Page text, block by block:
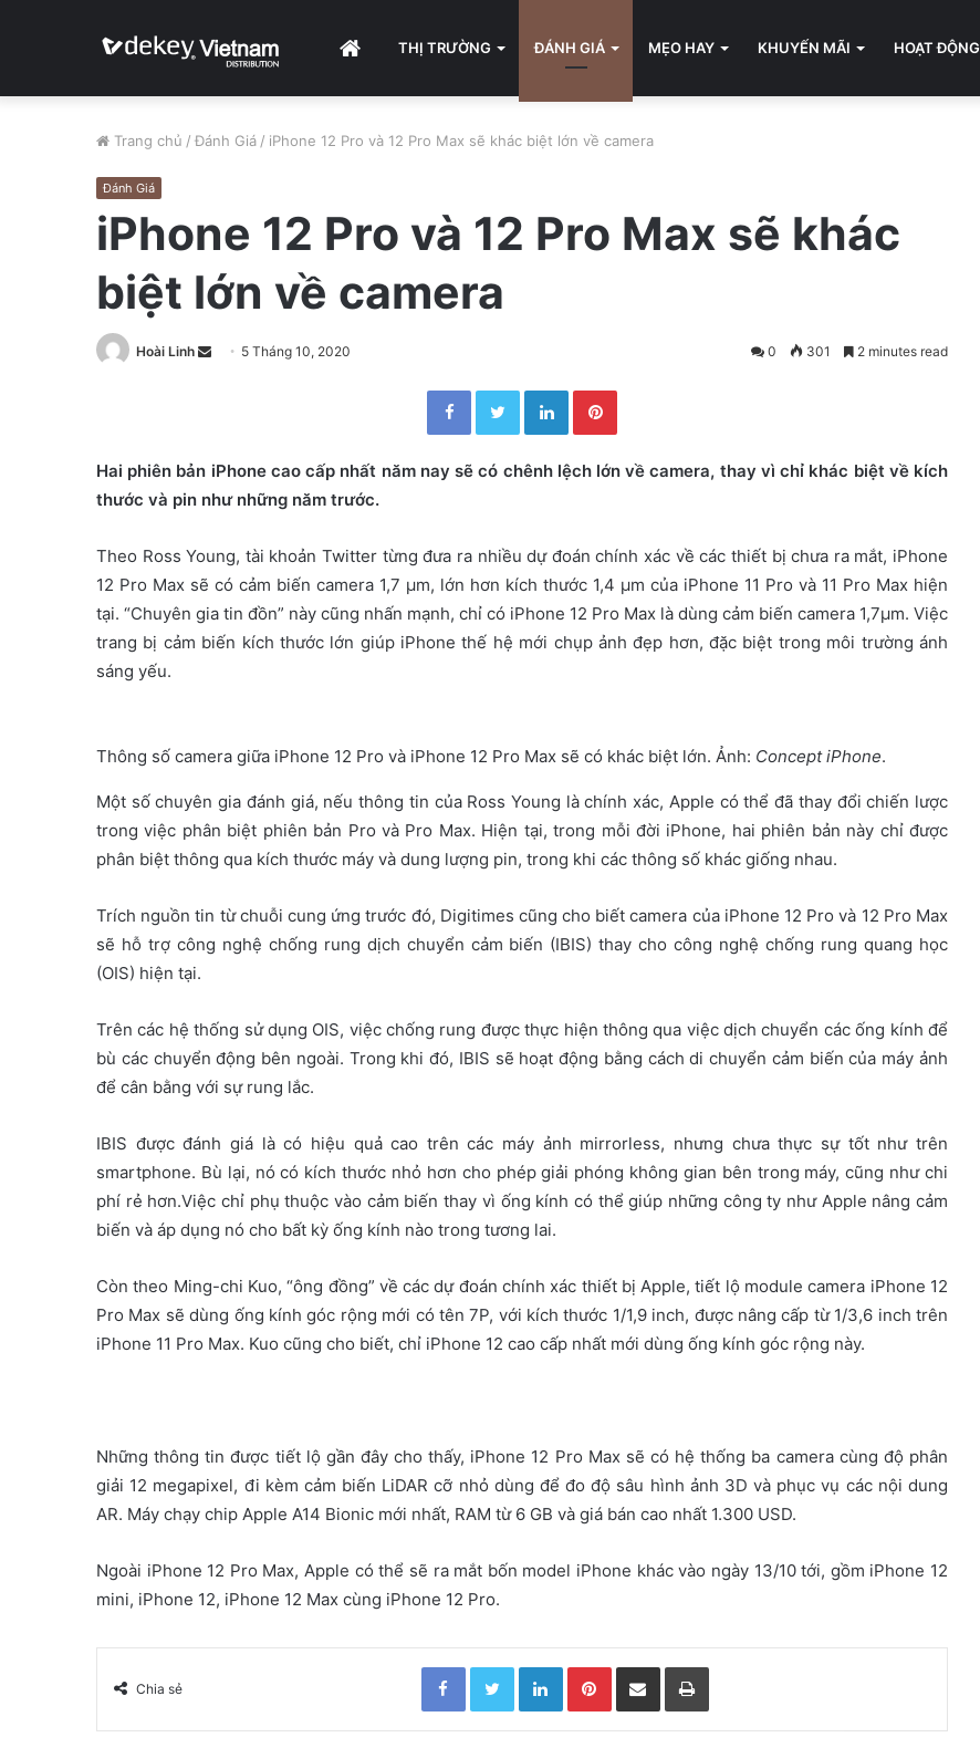
HOMETHỊ TRƯỜNG ĐÁNH GIÁ MẸO HAY KHUYẾN MÃI HOẠT ĐỘNG
Trang chủ / Đánh Giá / iPhone 12 Pro và 12 Pro Max sẽ khác biệt lớn về camera
Đánh Giá
iPhone 12 Pro và 12 Pro Max sẽ khác
biệt lớn về camera
Hoài Linh
e
a
l
5 Tháng 10, 2020 0 301 2 minutes read
Facebook Twitter LinkedIn
Hai phiên bản iPhone cao cấp nhất năm nay sẽ có chênh lệch lớn về camera, thay vì chỉ khác biệt về kích
thước và pin như những năm trước.
Theo Ross Young, tài khoản Twitter từng đưa ra nhiều dự đoán chính xác về các thiết bị chưa ra mắt, iPhone
12 Pro Max sẽ có cảm biến camera 1,7 µm, lớn hơn kích thước 1,4 µm của iPhone 11 Pro và 11 Pro Max hiện
tại. “Chuyên gia tin đồn” này cũng nhấn mạnh, chỉ có iPhone 12 Pro Max là dùng cảm biến camera 1,7µm. Việc
trang bị cảm biến kích thước lớn giúp iPhone thế hệ mới chụp ảnh đẹp hơn, đặc biệt trong môi trường ánh
sáng yếu.
Thông số camera giữa iPhone 12 Pro và iPhone 12 Pro Max sẽ có khác biệt lớn. Ảnh: Concept iPhone.
Một số chuyên gia đánh giá, nếu thông tin của Ross Young là chính xác, Apple có thể đã thay đổi chiến lược
trong việc phân biệt phiên bản Pro và Pro Max. Hiện tại, trong mỗi đời iPhone, hai phiên bản này chỉ được
phân biệt thông qua kích thước máy và dung lượng pin, trong khi các thông số khác giống nhau.
Trích nguồn tin từ chuỗi cung ứng trước đó, Digitimes cũng cho biết camera của iPhone 12 Pro và 12 Pro Max
sẽ hỗ trợ công nghệ chống rung dịch chuyển cảm biến (IBIS) thay cho công nghệ chống rung quang học
(OIS) hiện tại.
Trên các hệ thống sử dụng OIS, việc chống rung được thực hiện thông qua việc dịch chuyển các ống kính để
bù các chuyển động bên ngoài. Trong khi đó, IBIS sẽ hoạt động bằng cách di chuyển cảm biến của máy ảnh
để cân bằng với sự rung lắc.
IBIS được đánh giá là có hiệu quả cao trên các máy ảnh mirrorless, nhưng chưa thực sự tốt như trên
smartphone. Bù lại, nó có kích thước nhỏ hơn cho phép giải phóng không gian bên trong máy, cũng như chi
phí rẻ hơn.Việc chỉ phụ thuộc vào cảm biến thay vì ống kính có thể giúp những công ty như Apple nâng cảm
biến và áp dụng nó cho bất kỳ ống kính nào trong tương lai.
Còn theo Ming-chi Kuo, “ông đồng” về các dự đoán chính xác thiết bị Apple, tiết lộ module camera iPhone 12
Pro Max sẽ dùng ống kính góc rộng mới có tên 7P, với kích thước 1/1,9 inch, được nâng cấp từ 1/3,6 inch trên
iPhone 11 Pro Max. Kuo cũng cho biết, chỉ iPhone 12 cao cấp nhất mới dùng ống kính góc rộng này.
Những thông tin được tiết lộ gần đây cho thấy, iPhone 12 Pro Max sẽ có hệ thống ba camera cùng độ phân
giải 12 megapixel, đi kèm cảm biến LiDAR cỡ nhỏ dùng để đo độ sâu hình ảnh 3D và phục vụ các nội dung
AR. Máy chạy chip Apple A14 Bionic mới nhất, RAM từ 6 GB và giá bán cao nhất 1.300 USD.
Ngoài iPhone 12 Pro Max, Apple có thể sẽ ra mắt bốn model iPhone khác vào ngày 13/10 tới, gồm iPhone 12
mini, iPhone 12, iPhone 12 Max cùng iPhone 12 Pro.
Chia sẻ
Facebook Twitter LinkedIn Pinterest Chia sẻ qua email In